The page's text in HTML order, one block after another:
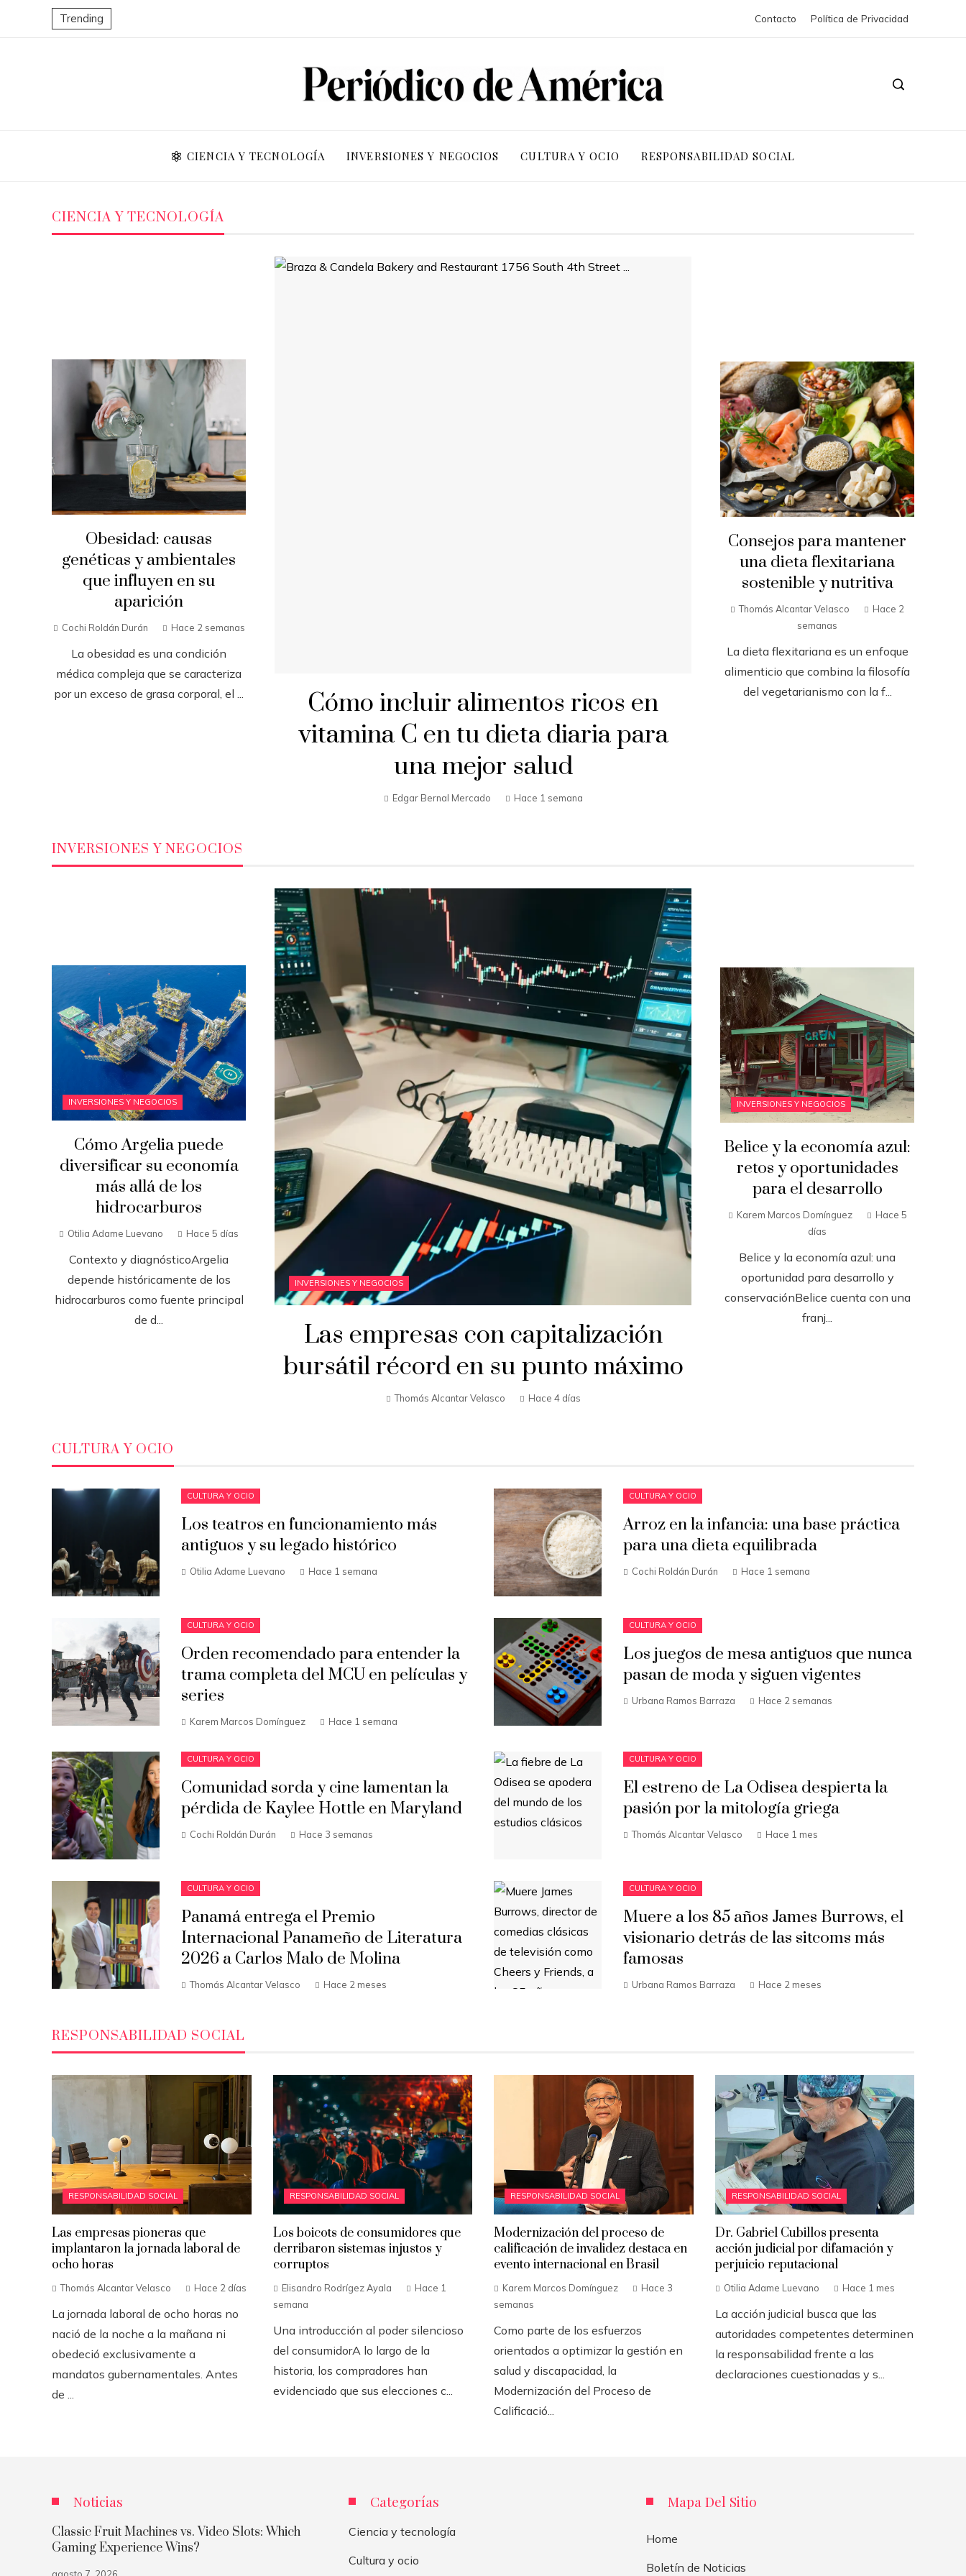
Trending Contacto Política de Privacidad
CIENCIA Y TECNOLOGÍA INVERSIONES Y NEGOCIOS CULTURA Y OCIO RESPONSABILIDAD SOCIAL
CIENCIA Y TECNOLOGÍA
Cómo incluir alimentos ricos en
vitamina C en tu dieta diaria para
una mejor salud
Edgar Bernal Mercado Hace 1 semana
Obesidad: causas
genéticas y ambientales
que influyen en su
aparición
Cochi Roldán Durán Hace 2 semanas
La obesidad es una condición
médica compleja que se caracteriza
por un exceso de grasa corporal, el ...
Consejos para mantener
una dieta flexitariana
sostenible y nutritiva
Thomás Alcantar Velasco
Hace 2
semanas
La dieta flexitariana es un enfoque
alimenticio que combina la filosofía
del vegetarianismo con la f...
INVERSIONES Y NEGOCIOS
INVERSIONES Y NEGOCIOS
Las empresas con capitalización
bursátil récord en su punto máximo
Thomás Alcantar Velasco Hace 4 días
INVERSIONES Y NEGOCIOS
Cómo Argelia puede
diversificar su economía
más allá de los
hidrocarburos
Otilia Adame Luevano Hace 5 días
Contexto y diagnósticoArgelia
depende históricamente de los
hidrocarburos como fuente principal
de d...
INVERSIONES Y NEGOCIOS
Belice y la economía azul:
retos y oportunidades
para el desarrollo
Karem Marcos Domínguez
Hace 5
días
Belice y la economía azul: una
oportunidad para desarrollo y
conservaciónBelice cuenta con una
franj...
CULTURA Y OCIO
CULTURA Y OCIO
Los teatros en funcionamiento más
antiguos y su legado histórico
Otilia Adame Luevano Hace 1 semana
CULTURA Y OCIO
Arroz en la infancia: una base práctica
para una dieta equilibrada
Cochi Roldán Durán Hace 1 semana
CULTURA Y OCIO
Orden recomendado para entender la
trama completa del MCU en películas y
series
Karem Marcos Domínguez Hace 1 semana
CULTURA Y OCIO
Los juegos de mesa antiguos que nunca
pasan de moda y siguen vigentes
Urbana Ramos Barraza Hace 2 semanas
CULTURA Y OCIO
Comunidad sorda y cine lamentan la
pérdida de Kaylee Hottle en Maryland
Cochi Roldán Durán Hace 3 semanas
CULTURA Y OCIO
El estreno de La Odisea despierta la
pasión por la mitología griega
Thomás Alcantar Velasco Hace 1 mes
CULTURA Y OCIO
Panamá entrega el Premio
Internacional Panameño de Literatura
2026 a Carlos Malo de Molina
Thomás Alcantar Velasco Hace 2 meses
CULTURA Y OCIO
Muere a los 85 años James Burrows, el
visionario detrás de las sitcoms más
famosas
Urbana Ramos Barraza Hace 2 meses
RESPONSABILIDAD SOCIAL
RESPONSABILIDAD SOCIAL
Las empresas pioneras que
implantaron la jornada laboral de
ocho horas
Thomás Alcantar Velasco Hace 2 días
La jornada laboral de ocho horas no
nació de la noche a la mañana ni
obedeció exclusivamente a
mandatos gubernamentales. Antes
de ...
RESPONSABILIDAD SOCIAL
Los boicots de consumidores que
derribaron sistemas injustos y
corruptos
Elisandro Rodrígez Ayala
Hace 1
semana
Una introducción al poder silencioso
del consumidorA lo largo de la
historia, los compradores han
evidenciado que sus elecciones c...
RESPONSABILIDAD SOCIAL
Modernización del proceso de
calificación de invalidez destaca en
evento internacional en Brasil
Karem Marcos Domínguez
Hace 3
semanas
Como parte de los esfuerzos
orientados a optimizar la gestión en
salud y discapacidad, la
Modernización del Proceso de
Calificació...
RESPONSABILIDAD SOCIAL
Dr. Gabriel Cubillos presenta
acción judicial por difamación y
perjuicio reputacional
Otilia Adame Luevano Hace 1 mes
La acción judicial busca que las
autoridades competentes determinen
la responsabilidad frente a las
declaraciones cuestionadas y s...
Noticias
Classic Fruit Machines vs. Video Slots: Which
Gaming Experience Wins?
Categorías
Ciencia y tecnología
Cultura y ocio
Mapa Del Sitio
Home
Boletín de Noticias